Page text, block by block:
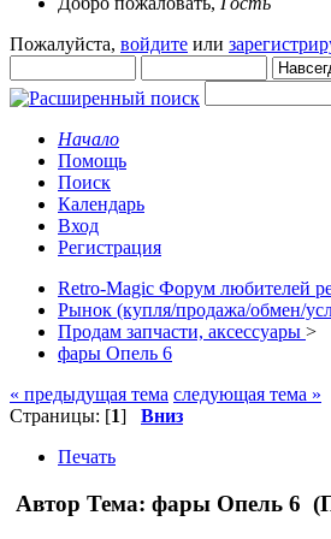
Пожалуйста, войдите или
Начало
Помощь
Поиск
Календарь
Вход
Регистрация
Retro-Magic Форум любителей
Рынок (купля/продажа/обмен/
Продам запчасти, аксессуары >
фары Опель 6
« предыдущая тема следующая тема »
Страницы: [1] Вниз
Печать
Автор Тема: фары Опель 6